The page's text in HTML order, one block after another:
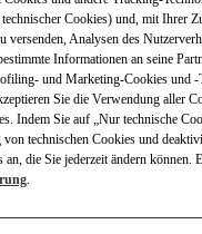
Wochentag
Sonntag
Montag
Dienstag
Mittwoch
Donnerstag
Samstag
Cookies) und, mit Ihrer
versenden, Analysen des
Informationen an seine
und Marketing-Cookies und
Sie die Verwendung aller
Indem Sie auf „Nur technische
technischen Cookies und
die Sie jederzeit ändern können.